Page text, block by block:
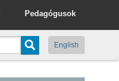
Pedagógusok
English